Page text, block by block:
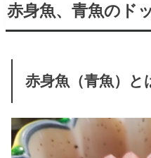
赤身魚、青魚のド
赤身魚（青魚）と